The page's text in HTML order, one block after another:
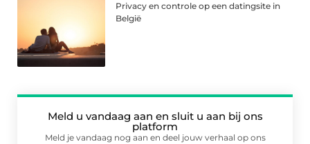
Privacy en controle op een datingsite in
België
Meld u vandaag aan en sluit u aan bij ons
platform
Meld je vandaag nog aan en deel jouw verhaal op ons